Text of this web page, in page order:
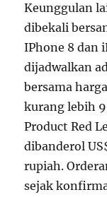
Keunggulan
dibekali
IPhone 8 dan
dijadwalkan
bersama
kurang lebih
Product Red
dibanderol
rupiah.
sejak